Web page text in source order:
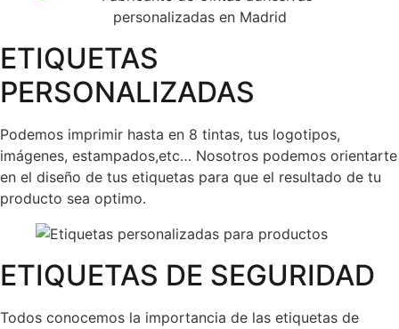
ETIQUETAS
PERSONALIZADAS
Podemos imprimir hasta en 8 tintas, tus logotipos,
imágenes, estampados,etc… Nosotros podemos orientarte
en el diseño de tus etiquetas para que el resultado de tu
producto sea optimo.
ETIQUETAS DE SEGURIDAD
Todos conocemos la importancia de las etiquetas de